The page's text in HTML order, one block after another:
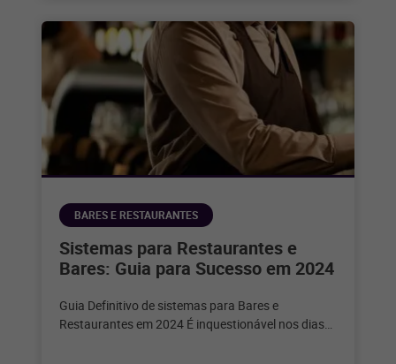
BARES E RESTAURANTES
Sistemas para Restaurantes e
Bares: Guia para Sucesso em 2024
Guia Definitivo de sistemas para Bares e
Restaurantes em 2024 É inquestionável nos dias